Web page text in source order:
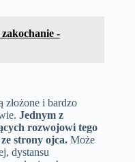
-
złożone i bardzo
Jednym z
rozwojowi tego
strony ojca. Może
dystansu